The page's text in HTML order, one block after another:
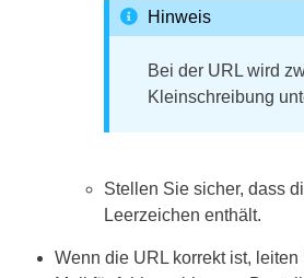
Hinweis
Bei der URL wird
Kleinschreibung
Stellen Sie sicher, dass
Leerzeichen enthält.
Wenn die URL korrekt ist,